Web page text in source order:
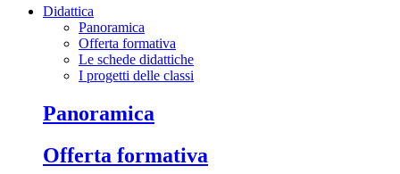
Didattica
Panoramica
Offerta formativa
Le schede didattiche
I progetti delle classi
Panoramica
Offerta formativa